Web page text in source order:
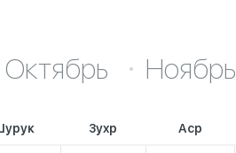
Октябрь Ноябрь
Зухр Аср